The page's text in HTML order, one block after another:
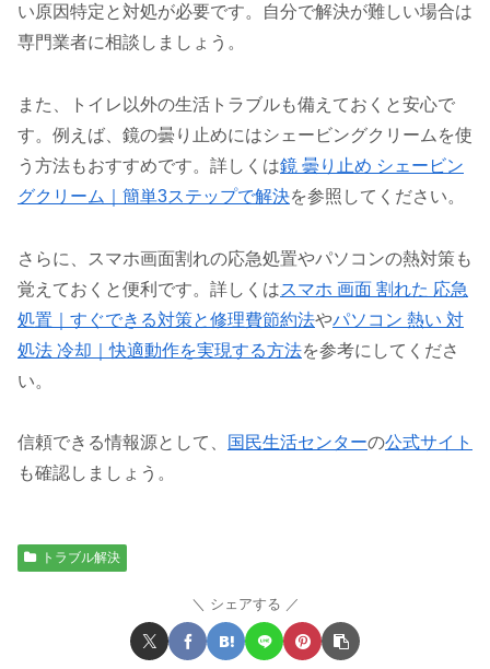
い原因特定と対処が必要です。自分で解決が難しい場合は
専門業者に相談しましょう。
また、トイレ以外の生活トラブルも備えておくと安心で
す。例えば、鏡の曇り止めにはシェービングクリームを使
う方法もおすすめです。詳しくは鏡 曇り止め シェービン
グクリーム｜簡単3ステップで解決を参照してください。
さらに、スマホ画面割れの応急処置やパソコンの熱対策も
覚えておくと便利です。詳しくはスマホ 画面 割れた 応急
処置｜すぐできる対策と修理費節約法やパソコン 熱い 対
処法 冷却｜快適動作を実現する方法を参考にしてくださ
い。
信頼できる情報源として、 国民生活センターの公式サイト
も確認しましょう。
トラブル解決
シェアする